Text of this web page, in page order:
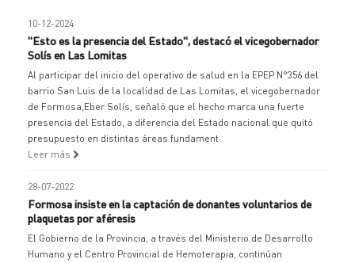
10-12-2024
"Esto es la presencia del Estado", destacó el vicegobernador
Solís en Las Lomitas
Al participar del inicio del operativo de salud en la EPEP N°356 del
barrio San Luis de la localidad de Las Lomitas, el vicegobernador
de Formosa,Eber Solís, señaló que el hecho marca una fuerte
presencia del Estado, a diferencia del Estado nacional que quitó
presupuesto en distintas áreas fundament
Leer más
28-07-2022
Formosa insiste en la captación de donantes voluntarios de
plaquetas por aféresis
El Gobierno de la Provincia, a través del Ministerio de Desarrollo
Humano y el Centro Provincial de Hemoterapia, continúan